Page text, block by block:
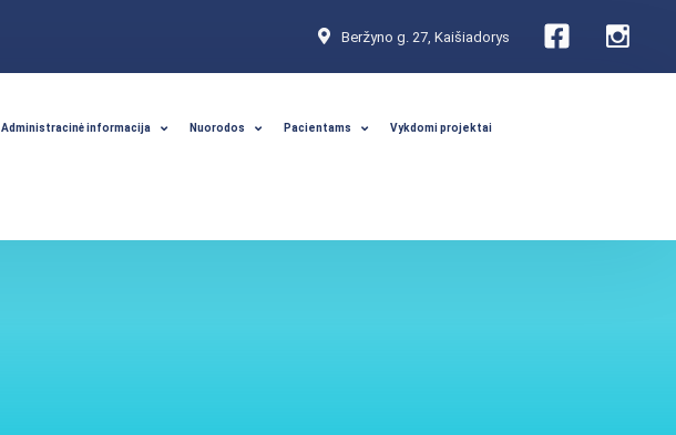
Beržyno g. 27, Kaišiadorys
Administracinė informacija Nuorodos Pacientams Vykdomi projektai